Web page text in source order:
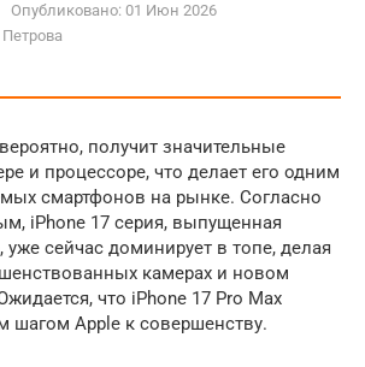
Опубликовано: 01 Июн 2026
получит значительные
и процессоре, что делает его одним
смартфонов на рынке. Согласно
iPhone 17 серия, выпущенная
уже сейчас доминирует в топе, делая
камерах и новом
что iPhone 17 Pro Max
шагом Apple к совершенству.